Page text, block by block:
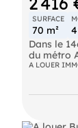
SURFACE
70 m²
Dans le
du métro
surface
cet
quartier
A LOUER